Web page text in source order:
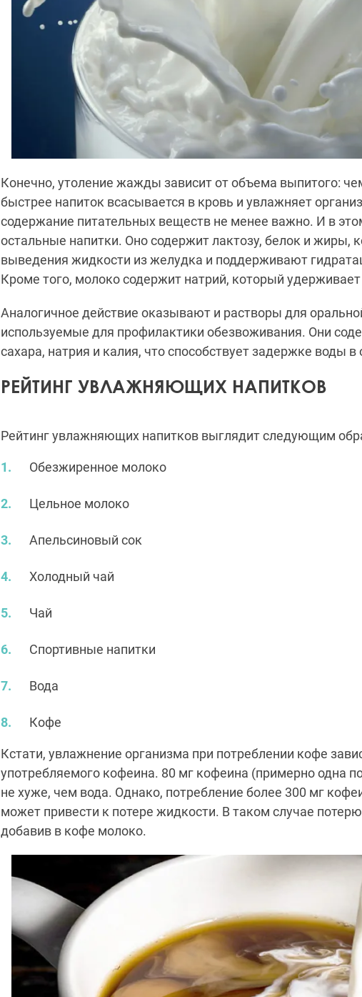
Конечно, утоление жажды зависит от объема выпитого:
быстрее напиток всасывается в кровь и увлажняет
содержание питательных веществ не менее важно. И в
остальные напитки. Оно содержит лактозу, белок и жиры,
выведения жидкости из желудка и поддерживают
Кроме того, молоко содержит натрий, который удерживает
Аналогичное действие оказывают и растворы для
используемые для профилактики обезвоживания. Они
сахара, натрия и калия, что способствует задержке воды в
РЕЙТИНГ УВЛАЖНЯЮЩИХ НАПИТКОВ
Рейтинг увлажняющих напитков выглядит следующим
Обезжиренное молоко
Цельное молоко
Апельсиновый сок
Холодный чай
Чай
Спортивные напитки
Вода
Кофе
Кстати, увлажнение организма при потреблении кофе
употребляемого кофеина. 80 мг кофеина (примерно одна
не хуже, чем вода. Однако, потребление более 300 мг
может привести к потере жидкости. В таком случае
добавив в кофе молоко.